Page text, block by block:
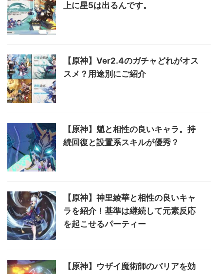
上に星5は出るんです。
【原神】Ver2.4のガチャどれがオス
スメ？用途別にご紹介
【原神】魈と相性の良いキャラ。持
続回復と設置系スキルが優秀？
【原神】神里綾華と相性の良いキャ
ラを紹介！基準は継続して元素反応
を起こせるパーティー
【原神】ウザイ魔術師のバリアを効